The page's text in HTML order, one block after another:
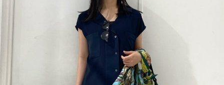
STORE BRAND・LABELから探す